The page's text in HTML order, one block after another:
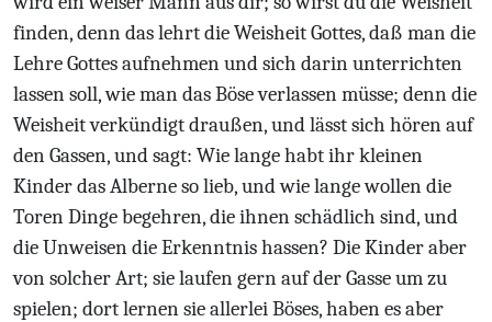
finden, denn das lehrt die Weisheit Gottes, daß man die
Lehre Gottes aufnehmen und sich darin unterrichten
lassen soll, wie man das Böse verlassen müsse; denn die
Weisheit verkündigt draußen, und lässt sich hören auf
den Gassen, und sagt: Wie lange habt ihr kleinen
Kinder das Alberne so lieb, und wie lange wollen die
Toren Dinge begehren, die ihnen schädlich sind, und
die Unweisen die Erkenntnis hassen? Die Kinder aber
von solcher Art; sie laufen gern auf der Gasse um zu
spielen; dort lernen sie allerlei Böses, haben es aber